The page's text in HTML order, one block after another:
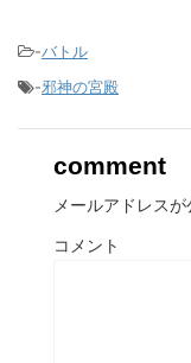
-バトル
-邪神の宮殿
comment
メールアドレス
コメント